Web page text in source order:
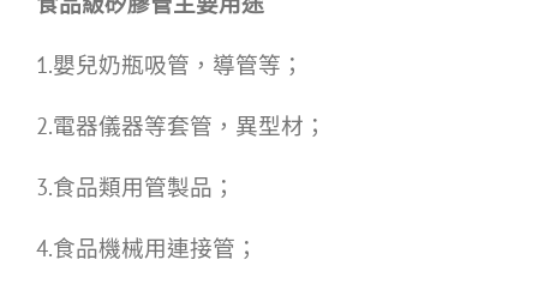
1.嬰兒奶瓶吸管，導管等；
2.電器儀器等套管，異型材；
3.食品類用管製品；
4.食品機械用連接管；